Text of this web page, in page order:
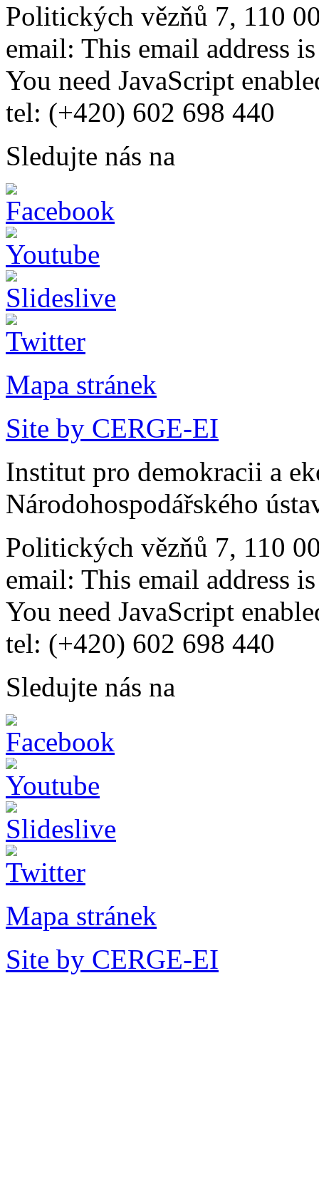
Politických vězňů 7, 110
email: This email address
You need JavaScript
tel: (+420) 602 698 440
Sledujte nás na
Mapa stránek
Site by CERGE-EI
Institut pro demokracii a
Národohospodářského
Politických vězňů 7, 110
email: This email address
You need JavaScript
tel: (+420) 602 698 440
Sledujte nás na
Mapa stránek
Site by CERGE-EI